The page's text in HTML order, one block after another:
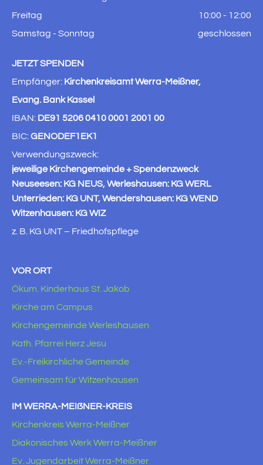
Freitag
10:00 - 12:00
Samstag - Sonntag
geschlossen
JETZT SPENDEN
Empfänger: Kirchenkreisamt Werra-Meißner,
Evang. Bank Kassel
IBAN: DE91 5206 0410 0001 2001 00
BIC:GENODEF1EK1
Verwendungszweck:
jeweilige Kirchengemeinde + Spendenzweck
Neuseesen: KG NEUS, Werleshausen: KG WERL
Unterrieden: KG UNT, Wendershausen: KG WEND
Witzenhausen: KG WIZ
z. B. KG UNT – Friedhofspflege
VOR ORT
Ökum. Kinderhaus St. Jakob
Kirche am Campus
Kirchengemeinde Werleshausen
Kath. Pfarrei Herz Jesu
Ev.-Freikirchliche Gemeinde
Gemeinsam für Witzenhausen
IM WERRA-MEIẞNER-KREIS
Kirchenkreis Werra-Meißner
Diakonisches Werk Werra-Meißner
Ev. Jugendarbeit Werra-Meißner